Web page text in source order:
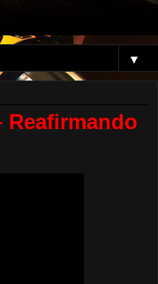
▼
Reafirmando